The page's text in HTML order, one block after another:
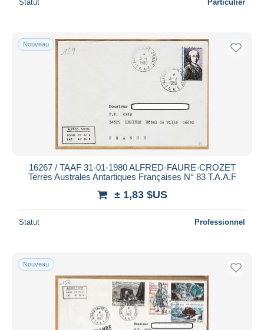
Statut Particulier
Nouveau
16267 / TAAF 31-01-1980 ALFRED-FAURE-CROZET
Terres Australes Antartiques Françaises N° 83 T.A.A.F
± 1,83 $US
Statut Professionnel
Nouveau